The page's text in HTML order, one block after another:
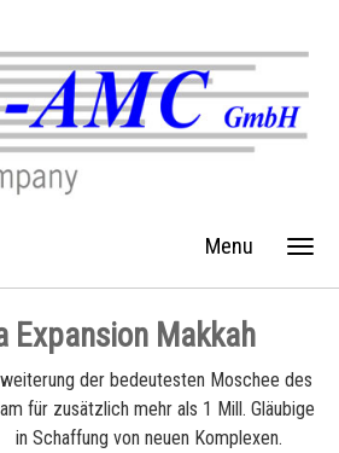
Menu
Expansion Makkah
der bedeutesten Moschee des
für zusätzlich mehr als 1 Mill. Gläubige
in Schaffung von neuen Komplexen.